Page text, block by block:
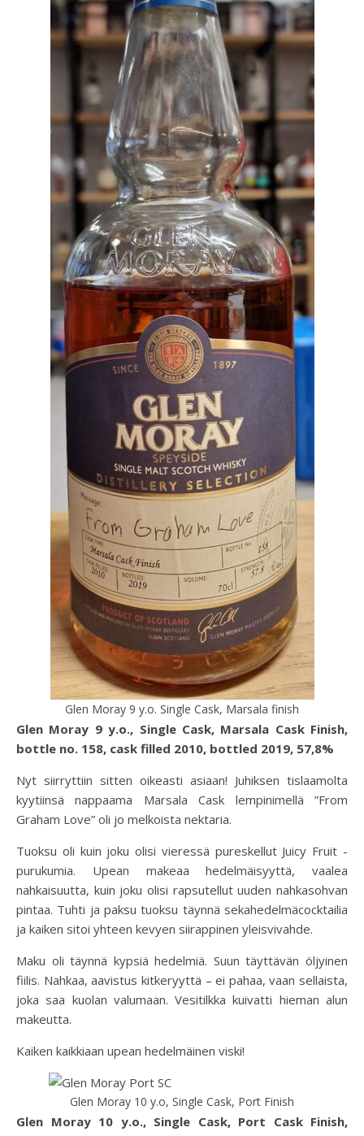
Glen Moray 9 y.o. Single Cask, Marsala finish
Glen Moray 9 y.o., Single Cask, Marsala Cask Finish,
bottle no. 158, cask filled 2010, bottled 2019, 57,8%
Nyt siirryttiin sitten oikeasti asiaan! Juhiksen tislaamolta
kyytiinsä nappaama Marsala Cask lempinimellä ”From
Graham Love” oli jo melkoista nektaria.
Tuoksu oli kuin joku olisi vieressä pureskellut Juicy Fruit -
purukumia. Upean makeaa hedelmäisyyttä, vaalea
nahkaisuutta, kuin joku olisi rapsutellut uuden nahkasohvan
pintaa. Tuhti ja paksu tuoksu täynnä sekahedelmäcocktailia
ja kaiken sitoi yhteen kevyen siirappinen yleisvivahde.
Maku oli täynnä kypsiä hedelmiä. Suun täyttävän öljyinen
fiilis. Nahkaa, aavistus kitkeryyttä – ei pahaa, vaan sellaista,
joka saa kuolan valumaan. Vesitilkka kuivatti hieman alun
makeutta.
Kaiken kaikkiaan upean hedelmäinen viski!
Glen Moray 10 y.o, Single Cask, Port Finish
Glen Moray 10 y.o., Single Cask, Port Cask Finish,